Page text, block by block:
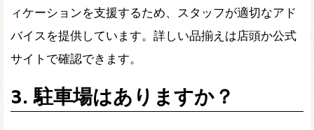
ィケーションを支援するため、スタッフが適切なアド
バイスを提供しています。詳しい品揃えは店頭か公式
サイトで確認できます。
3. 駐車場はありますか？